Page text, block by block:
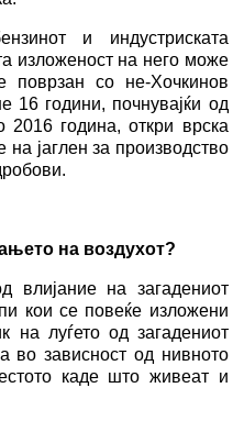
и индустриската
изложеност на него може
поврзан со не-Хочкинов
16 години, почнувајќи од
2016 година, откри врска
јаглен за производство
на воздухот?
влијание на загадениот
кои се повеќе изложени
на луѓето од загадениот
во зависност од нивното
каде што живеат и